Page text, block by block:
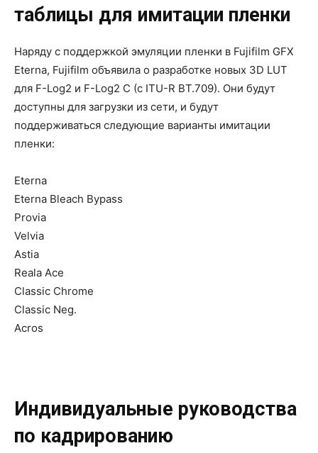
таблицы для имитации пленки
Наряду с поддержкой эмуляции пленки в Fujifilm GFX
Eterna, Fujifilm объявила о разработке новых 3D LUT
для F-Log2 и F-Log2 C (с ITU-R BT.709). Они будут
доступны для загрузки из сети, и будут
поддерживаться следующие варианты имитации
пленки:
Eterna
Eterna Bleach Bypass
Provia
Velvia
Astia
Reala Ace
Classic Chrome
Classic Neg.
Acros
Индивидуальные руководства
по кадрированию